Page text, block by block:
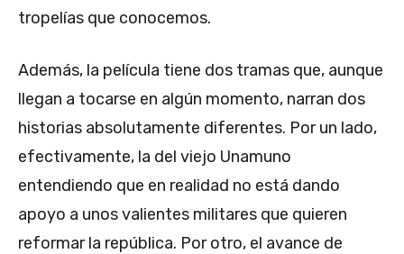
tropelías que conocemos.
Además, la película tiene dos tramas que, aunque
llegan a tocarse en algún momento, narran dos
historias absolutamente diferentes. Por un lado,
efectivamente, la del viejo Unamuno
entendiendo que en realidad no está dando
apoyo a unos valientes militares que quieren
reformar la república. Por otro, el avance de